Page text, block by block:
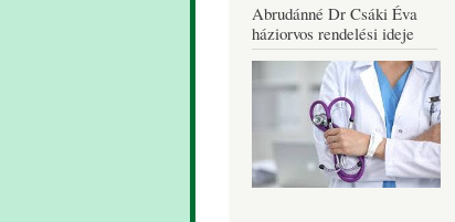
Abrudánné Dr Csáki Éva
háziorvos rendelési ideje